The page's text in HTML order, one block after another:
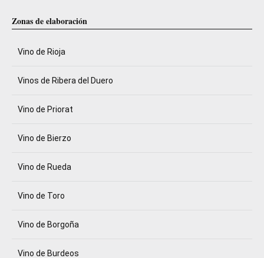
Zonas de elaboración
Vino de Rioja
Vinos de Ribera del Duero
Vino de Priorat
Vino de Bierzo
Vino de Rueda
Vino de Toro
Vino de Borgoña
Vino de Burdeos